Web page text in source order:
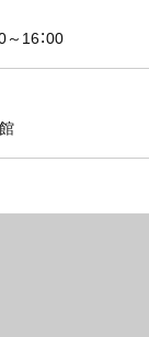
～16：00